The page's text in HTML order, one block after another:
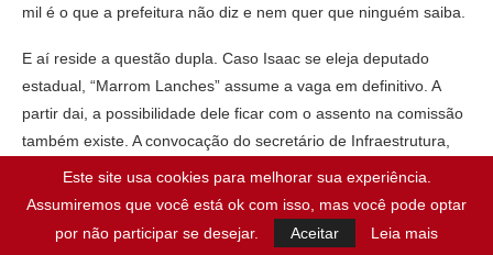
mil é o que a prefeitura não diz e nem quer que ninguém saiba.
E aí reside a questão dupla. Caso Isaac se eleja deputado
estadual, “Marrom Lanches” assume a vaga em definitivo. A
partir dai, a possibilidade dele ficar com o assento na comissão
também existe. A convocação do secretário de Infraestrutura,
Rodrigo Lima, para ir à comissão explicar o nebuloso aditivo só
aconteceu porque o governismo tem minoria no colegiado. Para
a gestão, é questão de honra mudar isso. Allyson não quer um
futuro cinza. Marrom é um bom tom.
Este site usa cookies para melhorar sua experiência.
Assumiremos que você está ok com isso, mas você pode optar
por não participar se desejar.
Aceitar Leia mais